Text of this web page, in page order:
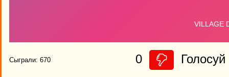
Сыграли: 670 0 Голосуй